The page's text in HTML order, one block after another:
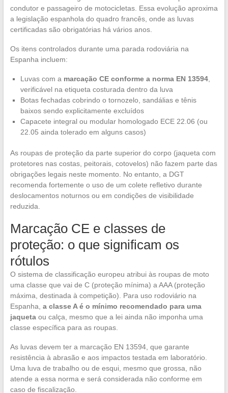
condutor e passageiro de motocicletas. Essa evolução aproxima
a legislação espanhola do quadro francês, onde as luvas
certificadas são obrigatórias há vários anos.
Os itens controlados durante uma parada rodoviária na
Espanha incluem:
Luvas com a marcação CE conforme a norma EN 13594,
verificável na etiqueta costurada dentro da luva
Botas fechadas cobrindo o tornozelo, sandálias e tênis
baixos sendo explicitamente excluídos
Capacete integral ou modular homologado ECE 22.06 (ou
22.05 ainda tolerado em alguns casos)
As roupas de proteção da parte superior do corpo (jaqueta com
protetores nas costas, peitorais, cotovelos) não fazem parte das
obrigações legais neste momento. No entanto, a DGT
recomenda fortemente o uso de um colete refletivo durante
deslocamentos noturnos ou em condições de visibilidade
reduzida.
Marcação CE e classes de
proteção: o que significam os
rótulos
O sistema de classificação europeu atribui às roupas de moto
uma classe que vai de C (proteção mínima) a AAA (proteção
máxima, destinada à competição). Para uso rodoviário na
Espanha, a classe A é o mínimo recomendado para uma
jaquetaou calça, mesmo que a lei ainda não imponha uma
classe específica para as roupas.
As luvas devem ter a marcação EN 13594, que garante
resistência à abrasão e aos impactos testada em laboratório.
Uma luva de trabalho ou de esqui, mesmo que grossa, não
atende a essa norma e será considerada não conforme em
caso de fiscalização.